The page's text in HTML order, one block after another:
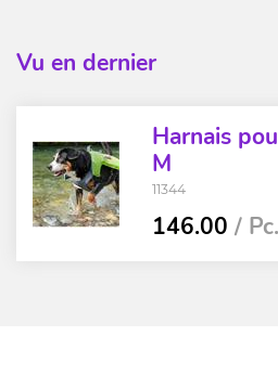
Vu en dernier
Harnais
M
11344
146.00 / Pc.